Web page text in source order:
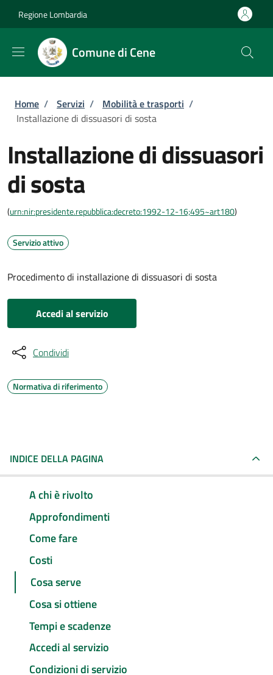
Regione Lombardia
Comune di Cene
Briciole di pane
Home / Servizi / Mobilità e trasporti /
Installazione di dissuasori di sosta
Installazione di dissuasori
di sosta
(urn:nir:presidente.repubblica:decreto:1992-12-16;495~art180)
Servizio attivo
Procedimento di installazione di dissuasori di sosta
Accedi al servizio
Condividi
Normativa di riferimento
INDICE DELLA PAGINA
A chi è rivolto
Approfondimenti
Come fare
Costi
Cosa serve
Cosa si ottiene
Tempi e scadenze
Accedi al servizio
Condizioni di servizio